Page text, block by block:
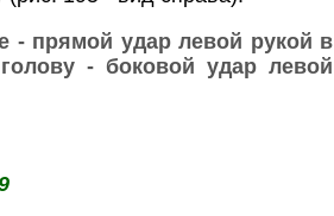
- прямой удар левой рукой в
- боковой удар левой